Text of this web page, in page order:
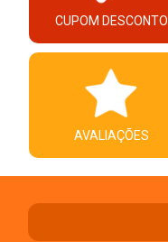
CUPOM DESCONTO
AVALIAÇÕES